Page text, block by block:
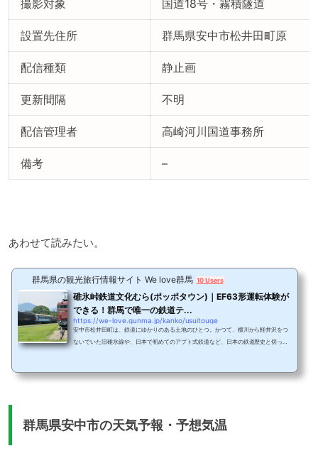
撮影対象 国道18号・霧積隧道
設置先住所 群馬県安中市松井田町原
配信種類 静止画
更新間隔 不明
配信管理者 高崎河川国道事務所
備考 –
あわせて読みたい。
群馬県の観光旅行情報サイト We love群馬 10 Users
碓氷峠鉄道文化むら(ポッポタウン)｜EF63形運転体験が
できる！群馬で唯一の鉄道テ...
https://we-love.gunma.jp/kanko/usuitouge
安中市松井田町は、鉄道にゆかりのある土地のひとつ。かつて、横川から軽井沢をつ
ないでいた旧碓氷線や、日本で初めてのアプト式鉄道など、日本の鉄道歴史と切って
で園を1周できるトロッコラインや、子どもたちが遊べるシンボル広場、さらに鉄道展
群馬県安中市の天気予報・予想気温